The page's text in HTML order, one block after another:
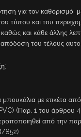
για τον καθορισμό,
τύπου και του
και κάθε άλλης
του τέλους
με ετικέτα από
(Παρ. 1 του άρθρου
από την
852)